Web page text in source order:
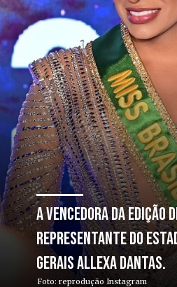
A vencedora da edição
representante do
Gerais Allexa Dantas.
Foto: reprodução Instagram